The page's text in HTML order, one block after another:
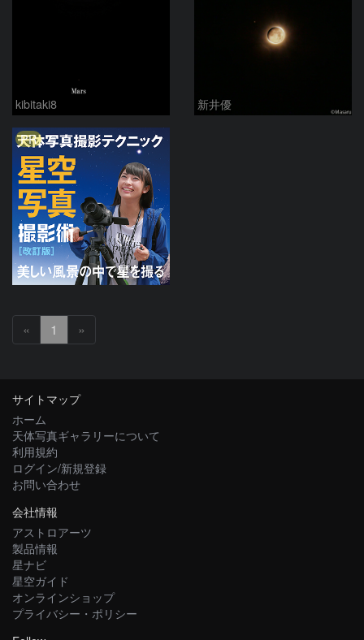
kibitaki8 新井優
PR
« 1 »
サイトマップ
ホーム
天体写真ギャラリーについて
利用規約
ログイン/新規登録
お問い合わせ
会社情報
アストロアーツ
製品情報
星ナビ
星空ガイド
オンラインショップ
プライバシー・ポリシー